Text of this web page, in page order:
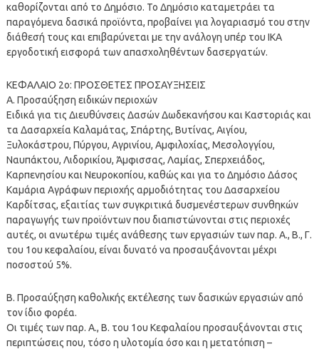
καθορίζονται από το Δημόσιο. Το Δημόσιο καταμετράει τα
παραγόμενα δασικά προϊόντα, προβαίνει για λογαριασμό του στην
διάθεσή τους και επιβαρύνεται με την ανάλογη υπέρ του ΙΚΑ
εργοδοτική εισφορά των απασχοληθέντων δασεργατών.
ΚΕΦΑΛΑΙΟ 2ο: ΠΡΟΣΘΕΤΕΣ ΠΡΟΣΑΥΞΗΣΕΙΣ
Α. Προσαύξηση ειδικών περιοχών
Ειδικά για τις Διευθύνσεις Δασών Δωδεκανήσου και Καστοριάς και
τα Δασαρχεία Καλαμάτας, Σπάρτης, Βυτίνας, Αιγίου,
Ξυλοκάστρου, Πύργου, Αγρινίου, Αμφιλοχίας, Μεσολογγίου,
Ναυπάκτου, Λιδορικίου, Άμφισσας, Λαμίας, Σπερχειάδος,
Καρπενησίου και Νευροκοπίου, καθώς και για το Δημόσιο Δάσος
Καμάρια Αγράφων περιοχής αρμοδιότητας του Δασαρχείου
Καρδίτσας, εξαιτίας των συγκριτικά δυσμενέστερων συνθηκών
παραγωγής των προϊόντων που διαπιστώνονται στις περιοχές
αυτές, οι ανωτέρω τιμές ανάθεσης των εργασιών των παρ. Α., Β., Γ.
του 1ου κεφαλαίου, είναι δυνατό να προσαυξάνονται μέχρι
ποσοστού 5%.
Β. Προσαύξηση καθολικής εκτέλεσης των δασικών εργασιών από
τον ίδιο φορέα.
Οι τιμές των παρ. Α., Β. του 1ου Κεφαλαίου προσαυξάνονται στις
περιπτώσεις που, τόσο η υλοτομία όσο και η μετατόπιση –